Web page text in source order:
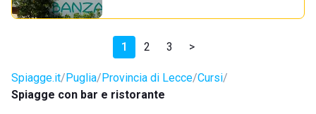
1 2 3 >
Spiagge.it Puglia Provincia di Lecce Cursi
Spiagge con bar e ristorante